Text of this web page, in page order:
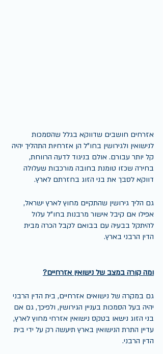
אזרחים חושבים שדווקא בגלל שהסמכות
לנישואין ולגירושין בחו"ל הן אזרחיות התהליך יהיה
קל יותר עבורם. אולם בניגוד לדעה הרווחת,
בחירה שכזו טומנת בחובה מורכבות שעלולה
דווקא לסבך את בני הזוג בחזרתם לארץ.
גם הליך גירושין שהתקיים מחוץ לארץ ישראל,
אפילו אם קיבל אישור מרבנות בחו"ל עלול
להיתקל בבעיה עם בבואם לקבל הכרה מבית
הדין הרבני בארץ.
ומה קורה במצב של נישואין אזרחיים?
גם במקרה של נישואים אזרחיים, בית הדין הרבני
יהיה בעל הסמכות בעניין הגירושין, ולפיכך, גם אם
בני הזוג נישאו בטקס נישואין אזרחי מחוץ לארץ,
עדיין התרת הנישואין בארץ תיעשה רק על ידי בית
הדין הרבני.